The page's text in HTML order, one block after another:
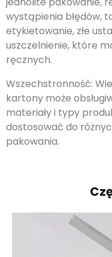
wystąpienia błędów,
etykietowanie, złe
uszczelnienie, które
ręcznych.
Wszechstronność:
kartony może
materiały i typy
dostosować do
pakowania.